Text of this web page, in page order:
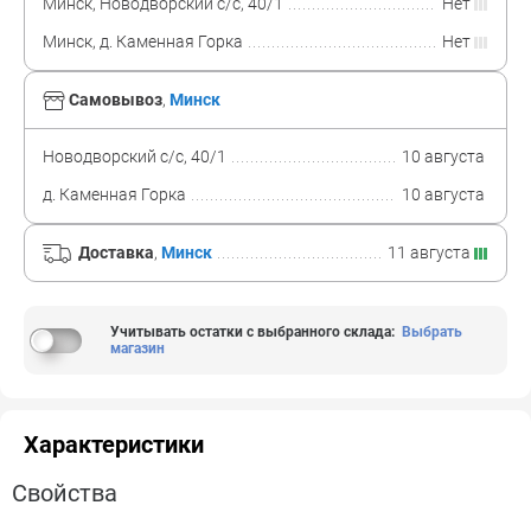
Самовывоз, Минск
Новодворский с/с, 40/1
10 августа
д. Каменная Горка
10 августа
Доставка, Минск 11 августа
Минск, д. Каменная Горка
Нет
Учитывать остатки с выбранного склада: Выбрать
магазин
Характеристики
Свойства